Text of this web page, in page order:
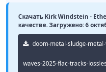
Скачать Kirk Windstein -
качестве. Загружено: 6
doom-metal-sludge-
waves-2025-flac-tracks-